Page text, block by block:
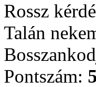
Rossz
Talán
Pontszám: 5